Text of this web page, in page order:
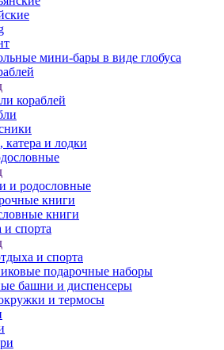
мини-бары в виде глобуса
кораблей
катера и лодки
и родословные
книги
книги
и спорта
и спорта
подарочные наборы
башни и диспенсеры
и термосы